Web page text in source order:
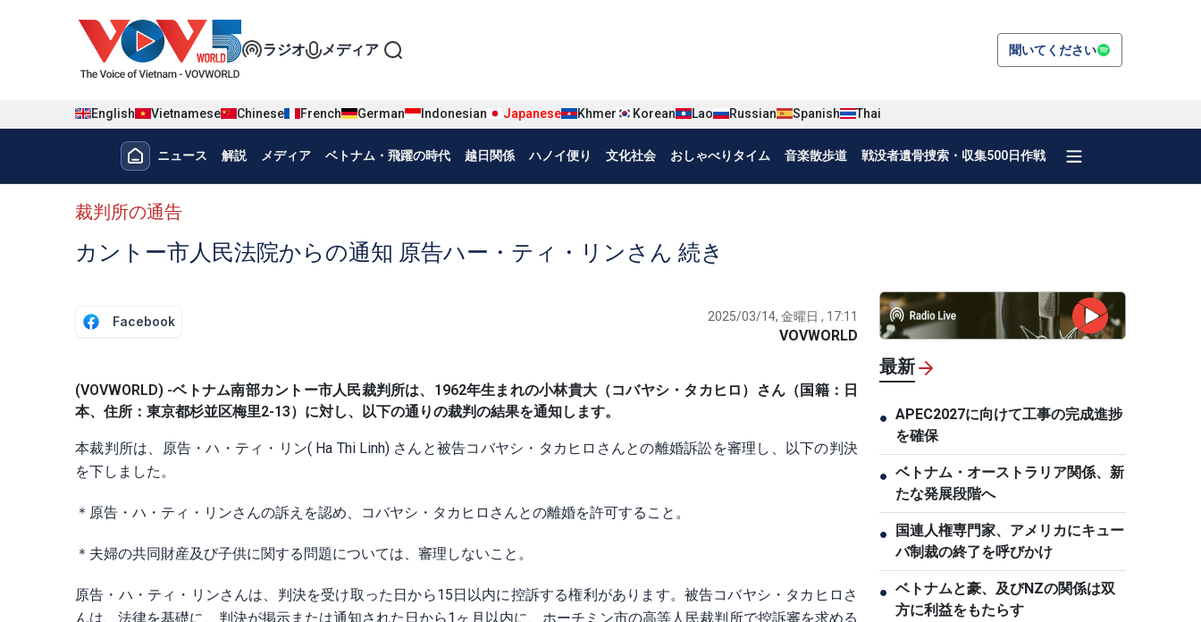
Đa phương tiện tiếng Nhật
ラジオ メディア 聞いてください
English Vietnamese Chinese French German Indonesian Japanese Khmer Korean Lao Russian Spanish Thai
Menu trang chủ tiếng nhật
ニュース 解説 メディア ベトナム・飛躍の時代 越日関係 ハノイ便り 文化社会 おしゃべりタイム 音楽散歩道 戦没者遺骨捜索・収集500日作戦
menu phụ tiếng Nhật
裁判所の通告
カントー市人民法院からの通知 原告ハー・ティ・リンさん 続き
Facebook 2025/03/14, 金曜日 , 17:11
VOVWORLD
(VOVWORLD) -ベトナム南部カントー市人民裁判所は、1962年生まれの小林貴大（コバヤシ・タカヒロ）さん（国籍：日
本、住所：東京都杉並区梅里2-13）に対し、以下の通りの裁判の結果を通知します。
本裁判所は、原告・ハ・ティ・リン( Ha Thi Linh) さんと被告コバヤシ・タカヒロさんとの離婚訴訟を審理し、以下の判決
を下しました。
＊原告・ハ・ティ・リンさんの訴えを認め、コバヤシ・タカヒロさんとの離婚を許可すること。
＊夫婦の共同財産及び子供に関する問題については、審理しないこと。
原告・ハ・ティ・リンさんは、判決を受け取った日から15日以内に控訴する権利があります。被告コバヤシ・タカヒロさ
んは、法律を基礎に、判決が掲示または通知された日から1ヶ月以内に、ホーチミン市の高等人民裁判所で控訴審を求める
最新
● APEC2027に向けて工事の完成進捗
を確保
● ベトナム・オーストラリア関係、新
たな発展段階へ
●
国連人権専門家、アメリカにキュー
バ制裁の終了を呼びかけ
● ベトナムと豪、及びNZの関係は双
方に利益をもたらす